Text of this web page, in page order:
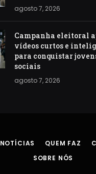
agosto 7, 2026
Campanha eleitoral
vídeos curtos e
para conquistar
sociais
agosto 7, 2026
NOTÍCIAS QUEM FAZ
SOBRE NÓS